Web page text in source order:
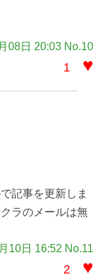
08日 20:03 No.10
1 ♥
記事を更新しま
ラのメールは無
10日 16:52 No.11
2 ♥